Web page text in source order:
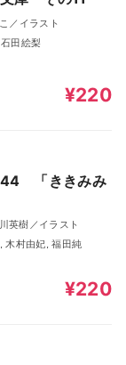
／イラスト
田絵梨
¥220
44 「ききみみ
英樹／イラスト
木村由妃, 福田純
¥220